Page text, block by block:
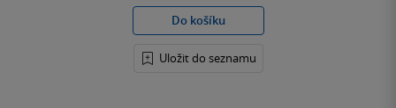
Do košíku
Uložit do seznamu